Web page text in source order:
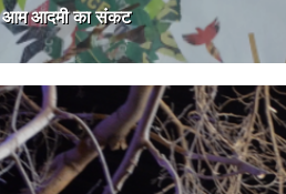
आम आदमी का संकट